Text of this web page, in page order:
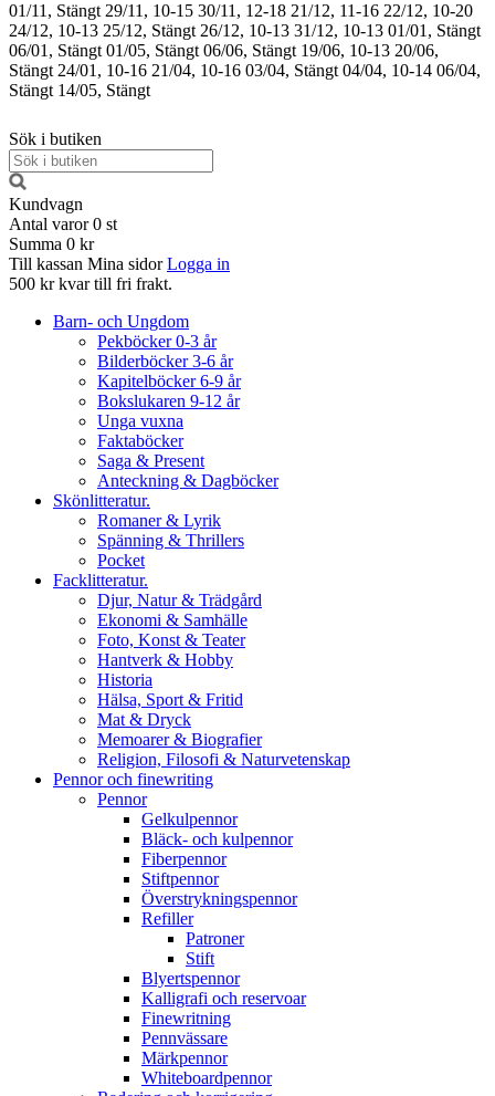
01/11, Stängt 29/11, 10-15 30/11, 12-18 21/12, 11-16 22/12, 10-20
24/12, 10-13 25/12, Stängt 26/12, 10-13 31/12, 10-13 01/01, Stängt
06/01, Stängt 01/05, Stängt 06/06, Stängt 19/06, 10-13 20/06,
Stängt 24/01, 10-16 21/04, 10-16 03/04, Stängt 04/04, 10-14 06/04,
Stängt 14/05, Stängt
Sök i butiken
Kundvagn
Antal varor 0 st
Summa 0 kr
Till kassan Mina sidor Logga in
500 kr kvar till fri frakt.
Barn- och Ungdom
Pekböcker 0-3 år
Bilderböcker 3-6 år
Kapitelböcker 6-9 år
Bokslukaren 9-12 år
Unga vuxna
Faktaböcker
Saga & Present
Anteckning & Dagböcker
Skönlitteratur.
Romaner & Lyrik
Spänning & Thrillers
Pocket
Facklitteratur.
Djur, Natur & Trädgård
Ekonomi & Samhälle
Foto, Konst & Teater
Hantverk & Hobby
Historia
Hälsa, Sport & Fritid
Mat & Dryck
Memoarer & Biografier
Religion, Filosofi & Naturvetenskap
Pennor och finewriting
Pennor
Gelkulpennor
Bläck- och kulpennor
Fiberpennor
Stiftpennor
Överstrykningspennor
Refiller
Patroner
Stift
Blyertspennor
Kalligrafi och reservoar
Finewritning
Pennvässare
Märkpennor
Whiteboardpennor